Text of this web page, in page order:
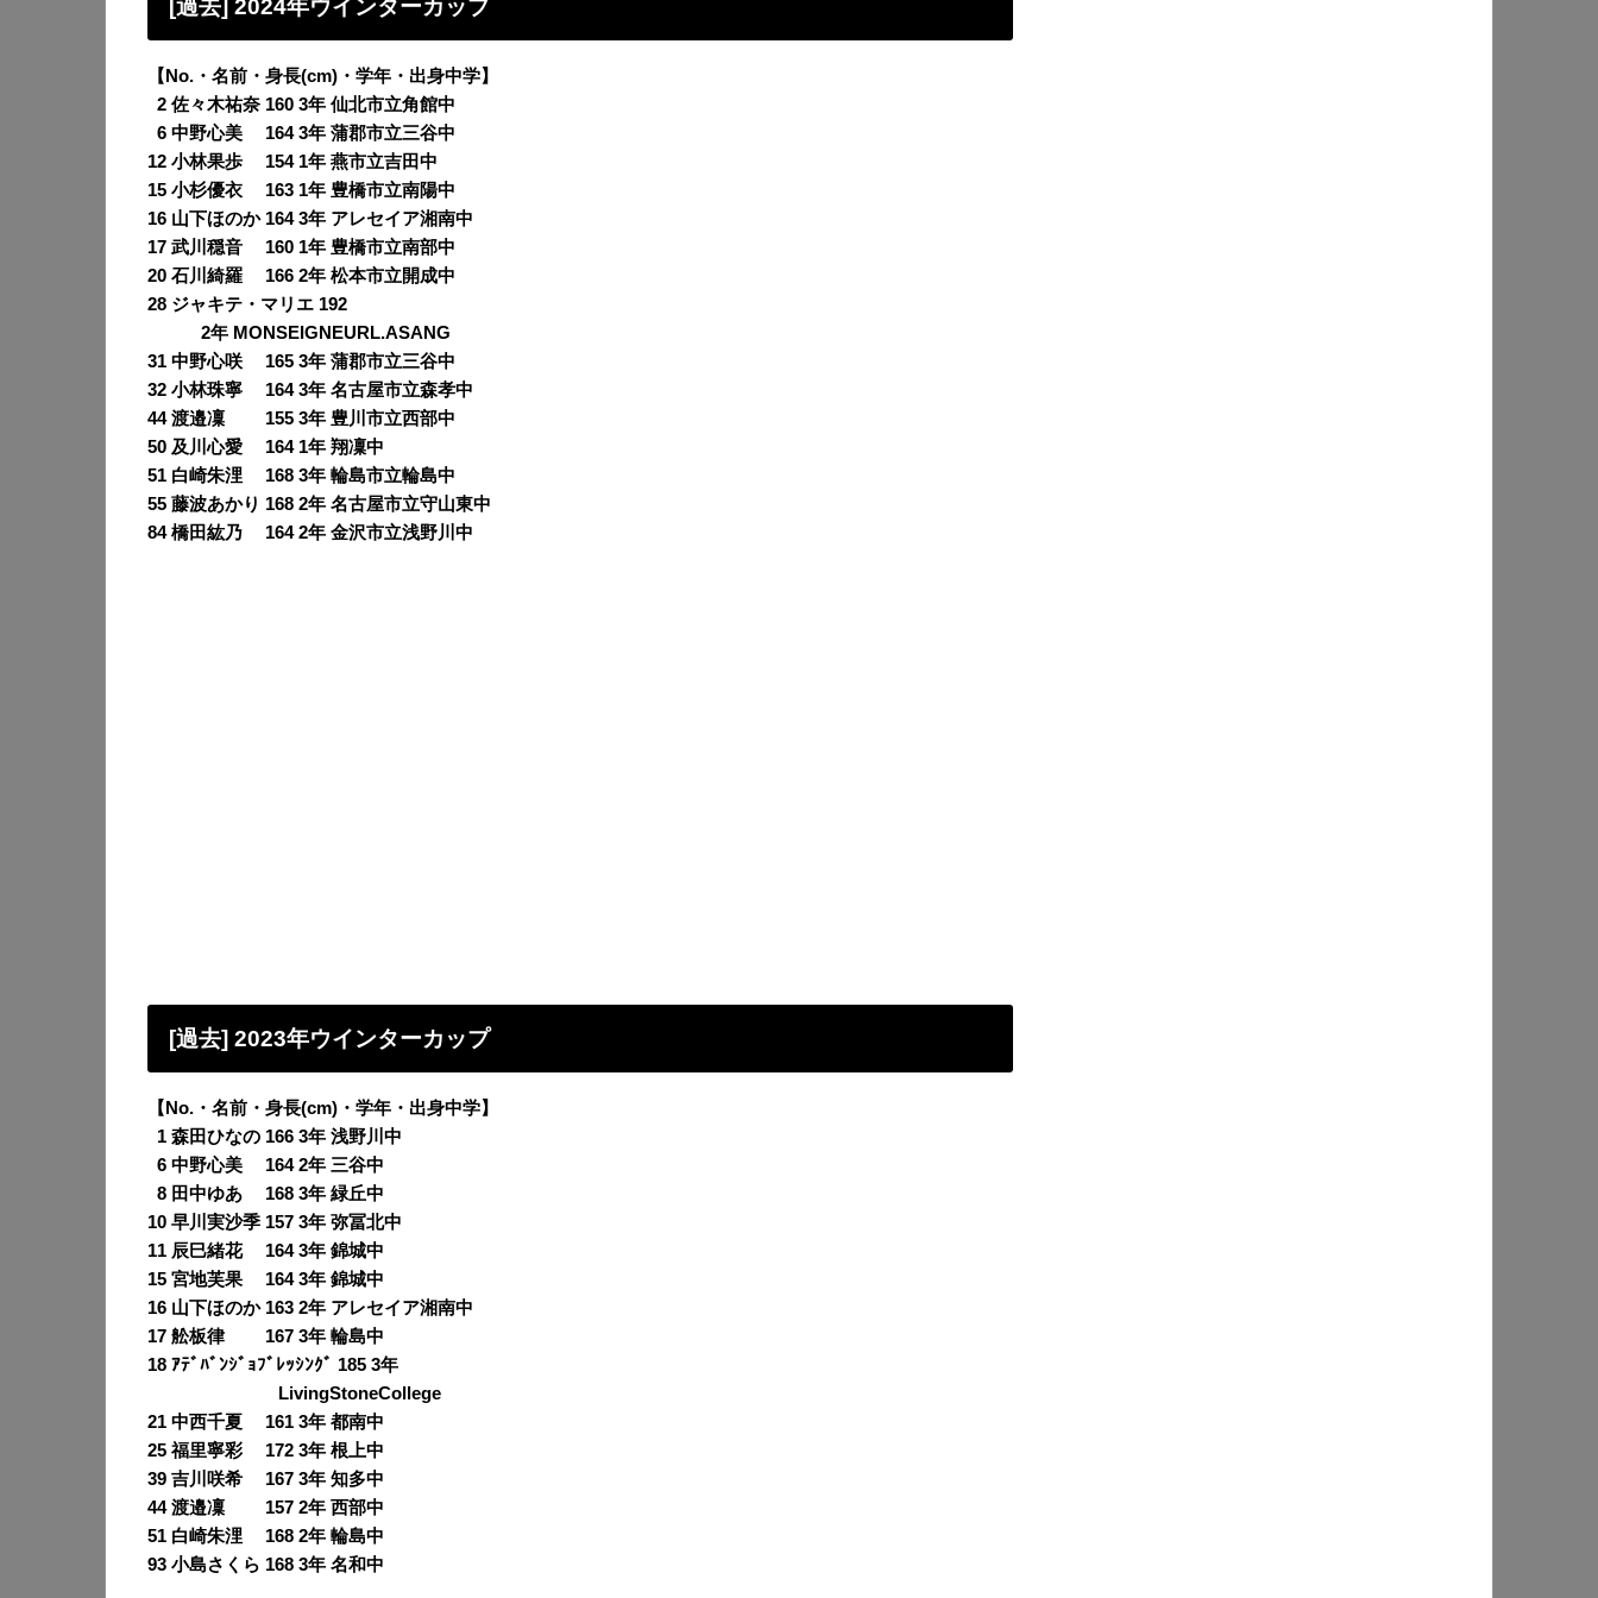
[過去] 2024年ウインターカップ
【No.・名前・身長(cm)・学年・出身中学】
2 佐々木祐奈 160 3年 仙北市立角館中
6 中野心美 164 3年 蒲郡市立三谷中
12 小林果歩 154 1年 燕市立吉田中
15 小杉優衣 163 1年 豊橋市立南陽中
16 山下ほのか 164 3年 アレセイア湘南中
17 武川穏音 160 1年 豊橋市立南部中
20 石川綺羅 166 2年 松本市立開成中
28 ジャキテ・マリエ 192
2年 MONSEIGNEURL.ASANG
31 中野心咲 165 3年 蒲郡市立三谷中
32 小林珠寧 164 3年 名古屋市立森孝中
44 渡邉凜 155 3年 豊川市立西部中
50 及川心愛 164 1年 翔凜中
51 白崎朱浬 168 3年 輪島市立輪島中
55 藤波あかり 168 2年 名古屋市立守山東中
84 橋田紘乃 164 2年 金沢市立浅野川中
[過去] 2023年ウインターカップ
【No.・名前・身長(cm)・学年・出身中学】
1 森田ひなの 166 3年 浅野川中
6 中野心美 164 2年 三谷中
8 田中ゆあ 168 3年 緑丘中
10 早川実沙季 157 3年 弥冨北中
11 辰巳緒花 164 3年 錦城中
15 宮地芙果 164 3年 錦城中
16 山下ほのか 163 2年 アレセイア湘南中
17 舩板律 167 3年 輪島中
18 ｱﾃﾞﾊﾞﾝｼﾞｮﾌﾞﾚｯｼﾝｸﾞ 185 3年
LivingStoneCollege
21 中西千夏 161 3年 都南中
25 福里寧彩 172 3年 根上中
39 吉川咲希 167 3年 知多中
44 渡邉凜 157 2年 西部中
51 白崎朱浬 168 2年 輪島中
93 小島さくら 168 3年 名和中